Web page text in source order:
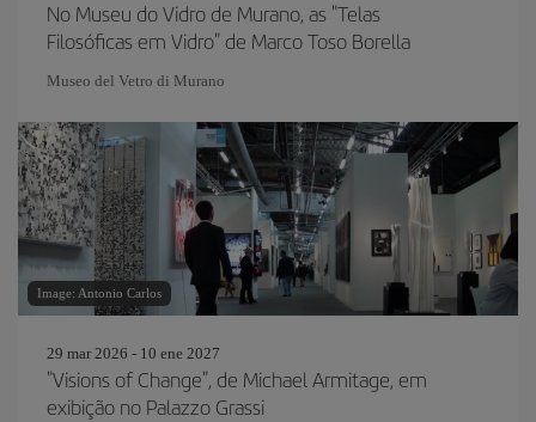
No Museu do Vidro de Murano, as "Telas
Filosóficas em Vidro" de Marco Toso Borella
Museo del Vetro di Murano
Image: Antonio Carlos
29 mar 2026 - 10 ene 2027
"Visions of Change", de Michael Armitage, em
exibição no Palazzo Grassi